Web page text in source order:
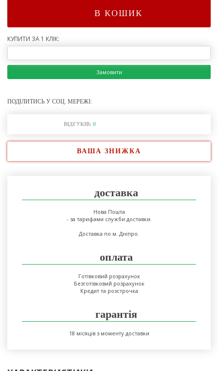
В КОШИК
КУПИТИ ЗА 1 КЛІК:
Замовити
ПОДІЛИТИСЬ У СОЦ. МЕРЕЖІ:
ВІДГУКІВ: 0
ВАША ЗНИЖКА
доставка
Нова Пошта
- за тарифами служби доставки.
Доставка по м. Дніпро.
оплата
Готівковий розрахунок
Безготівковий розрахунок
Кредит та розстрочка
гарантія
18 місяців з моменту доставки